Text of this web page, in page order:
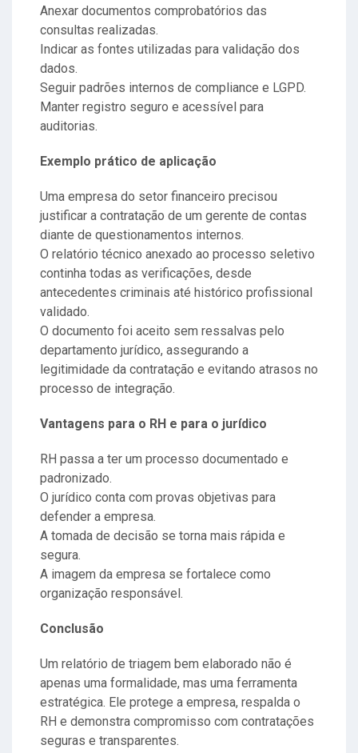
Anexar documentos comprobatórios das
consultas realizadas.
Indicar as fontes utilizadas para validação dos
dados.
Seguir padrões internos de compliance e LGPD.
Manter registro seguro e acessível para
auditorias.
Exemplo prático de aplicação
Uma empresa do setor financeiro precisou
justificar a contratação de um gerente de contas
diante de questionamentos internos.
O relatório técnico anexado ao processo seletivo
continha todas as verificações, desde
antecedentes criminais até histórico profissional
validado.
O documento foi aceito sem ressalvas pelo
departamento jurídico, assegurando a
legitimidade da contratação e evitando atrasos no
processo de integração.
Vantagens para o RH e para o jurídico
RH passa a ter um processo documentado e
padronizado.
O jurídico conta com provas objetivas para
defender a empresa.
A tomada de decisão se torna mais rápida e
segura.
A imagem da empresa se fortalece como
organização responsável.
Conclusão
Um relatório de triagem bem elaborado não é
apenas uma formalidade, mas uma ferramenta
estratégica. Ele protege a empresa, respalda o
RH e demonstra compromisso com contratações
seguras e transparentes.